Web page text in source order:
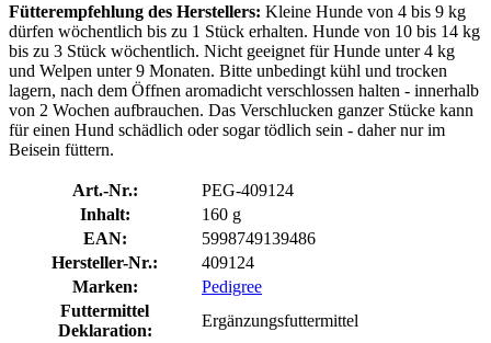
Fütterempfehlung des Herstellers: Kleine Hunde von 4 bis 9 kg
dürfen wöchentlich bis zu 1 Stück erhalten. Hunde von 10 bis 14 kg
bis zu 3 Stück wöchentlich. Nicht geeignet für Hunde unter 4 kg
und Welpen unter 9 Monaten. Bitte unbedingt kühl und trocken
lagern, nach dem Öffnen aromadicht verschlossen halten - innerhalb
von 2 Wochen aufbrauchen. Das Verschlucken ganzer Stücke kann
für einen Hund schädlich oder sogar tödlich sein - daher nur im
Beisein füttern.
Art.-Nr.:
PEG-409124
Inhalt:
160 g
EAN:
5998749139486
Hersteller-Nr.:
409124
Marken:
Pedigree
Futtermittel
Deklaration:
Ergänzungsfuttermittel